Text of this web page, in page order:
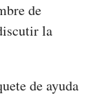
de
la
de ayuda